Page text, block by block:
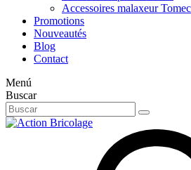
Accessoires malaxeur
Promotions
Nouveautés
Blog
Contact
Menú
Buscar